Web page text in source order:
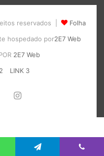
reservados |
Folha
hospedado por2E7 Web
2E7 Web
LINK 3
Instagram